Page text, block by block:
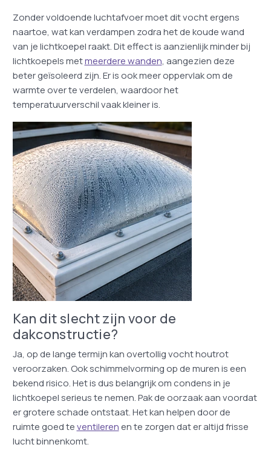
Zonder voldoende luchtafvoer moet dit vocht ergens
naartoe, wat kan verdampen zodra het de koude wand
van je lichtkoepel raakt. Dit effect is aanzienlijk minder bij
lichtkoepels metmeerdere wanden, aangezien deze
beter geïsoleerd zijn. Er is ook meer oppervlak om de
warmte over te verdelen, waardoor het
temperatuurverschil vaak kleiner is.
Kan dit slecht zijn voor de
dakconstructie?
Ja, op de lange termijn kan overtollig vocht houtrot
veroorzaken. Ook schimmelvorming op de muren is een
bekend risico. Het is dus belangrijk om condens in je
lichtkoepel serieus te nemen. Pak de oorzaak aan voordat
er grotere schade ontstaat. Het kan helpen door de
ruimte goed teventileren en te zorgen dat er altijd frisse
lucht binnenkomt.